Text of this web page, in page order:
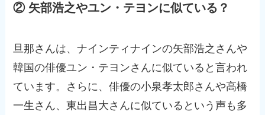
② 矢部浩之やユン・テヨンに似ている？
旦那さんは、ナインティナインの矢部浩之さんや
韓国の俳優ユン・テヨンさんに似ていると言われ
ています。さらに、俳優の小泉孝太郎さんや高橋
一生さん、東出昌大さんに似ているという声も多